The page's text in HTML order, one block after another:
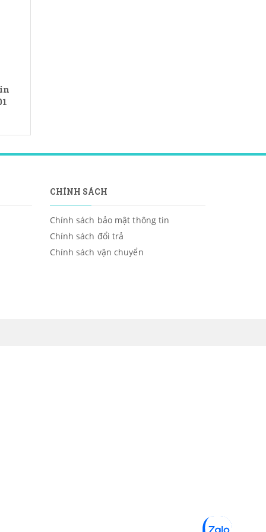
CHÍNH SÁCH
Chính sách bảo mật thông tin
Chính sách đổi trả
Chính sách vận chuyển